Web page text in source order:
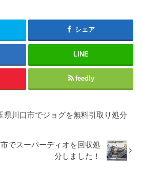
シェア
LINE
feedly
県川口市でジョグを無料引取り処分
でスーパーディオを回収処
分しました！